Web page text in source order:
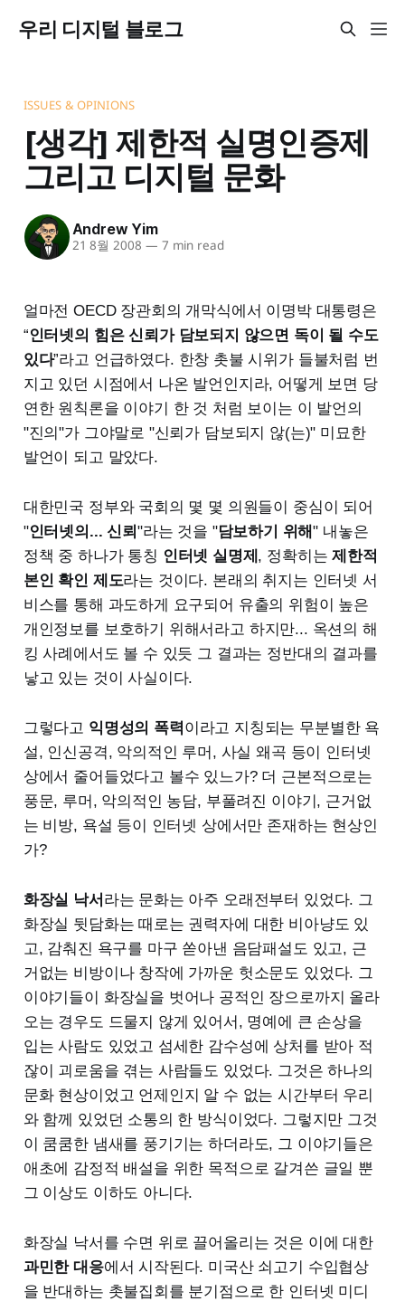
우리 디지털 블로그
ISSUES & OPINIONS
[생각] 제한적 실명인증제
그리고 디지털 문화
Andrew Yim
21 8월 2008 — 7 min read
얼마전 OECD 장관회의 개막식에서 이명박 대통령은
“인터넷의 힘은 신뢰가 담보되지 않으면 독이 될 수도
있다”라고 언급하였다. 한창 촛불 시위가 들불처럼 번
지고 있던 시점에서 나온 발언인지라, 어떻게 보면 당
연한 원칙론을 이야기 한 것 처럼 보이는 이 발언의
"진의"가 그야말로 "신뢰가 담보되지 않(는)" 미묘한
발언이 되고 말았다.
대한민국 정부와 국회의 몇 몇 의원들이 중심이 되어
"인터넷의... 신뢰 "라는 것을 "담보하기 위해" 내놓은
정책 중 하나가 통칭 인터넷 실명제 , 정확히는제한적
본인 확인 제도라는 것이다. 본래의 취지는 인터넷 서
비스를 통해 과도하게 요구되어 유출의 위험이 높은
개인정보를 보호하기 위해서라고 하지만... 옥션의 해
킹 사례에서도 볼 수 있듯 그 결과는 정반대의 결과를
낳고 있는 것이 사실이다.
그렇다고 익명성의 폭력이라고 지칭되는 무분별한 욕
설, 인신공격, 악의적인 루머, 사실 왜곡 등이 인터넷
상에서 줄어들었다고 볼수 있느가? 더 근본적으로는
풍문, 루머, 악의적인 농담, 부풀려진 이야기, 근거없
는 비방, 욕설 등이 인터넷 상에서만 존재하는 현상인
가?
화장실 낙서 라는 문화는 아주 오래전부터 있었다. 그
화장실 뒷담화는 때로는 권력자에 대한 비아냥도 있
고, 감춰진 욕구를 마구 쏟아낸 음담패설도 있고, 근
거없는 비방이나 창작에 가까운 헛소문도 있었다. 그
이야기들이 화장실을 벗어나 공적인 장으로까지 올라
오는 경우도 드물지 않게 있어서, 명예에 큰 손상을
입는 사람도 있었고 섬세한 감수성에 상처를 받아 적
잖이 괴로움을 겪는 사람들도 있었다. 그것은 하나의
문화 현상이었고 언제인지 알 수 없는 시간부터 우리
와 함께 있었던 소통의 한 방식이었다. 그렇지만 그것
이 쿰쿰한 냄새를 풍기기는 하더라도, 그 이야기들은
애초에 감정적 배설을 위한 목적으로 갈겨쓴 글일 뿐
그 이상도 이하도 아니다.
화장실 낙서를 수면 위로 끌어올리는 것은 이에 대한
과민한 대응에서 시작된다. 미국산 쇠고기 수입협상
을 반대하는 촛불집회를 분기점으로 한 인터넷 미디